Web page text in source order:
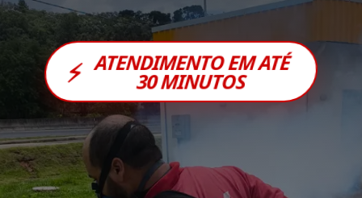
⚡ ATENDIMENTO EM ATÉ
30 MINUTOS